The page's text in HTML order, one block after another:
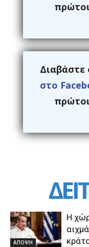
Διαβάστε
στο
ΑΠΟΨΗ
Η